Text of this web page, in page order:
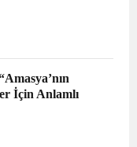
İçin Anlamlı